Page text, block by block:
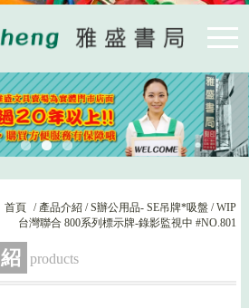
首頁 / 產品介紹 / S辦公用品- SE吊牌*吸盤 / WIP
台灣聯合 800系列標示牌-錄影監視中 #NO.801
紹 products